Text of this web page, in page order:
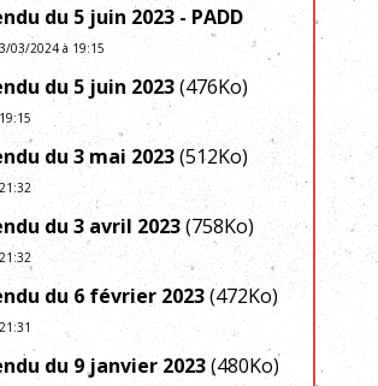
du 5 juin 2023 - PADD
03/2024 à 19:15
du 5 juin 2023(476Ko)
du 3 mai 2023(512Ko)
du 3 avril 2023(758Ko)
du 6 février 2023(472Ko)
du 9 janvier 2023(480Ko)